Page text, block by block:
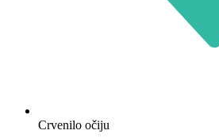
Crvenilo očiju